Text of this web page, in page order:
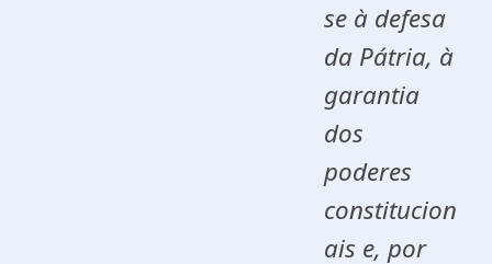
se à defesa
da Pátria, à
garantia
dos
poderes
constitucion
ais e, por